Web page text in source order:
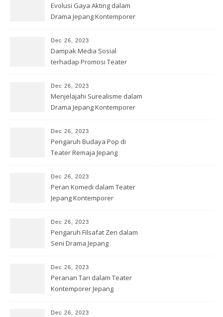
Evolusi Gaya Akting dalam
Drama Jepang Kontemporer
Dec 26, 2023
Dampak Media Sosial
terhadap Promosi Teater
Dec 26, 2023
Menjelajahi Surealisme dalam
Drama Jepang Kontemporer
Dec 26, 2023
Pengaruh Budaya Pop di
Teater Remaja Jepang
Dec 26, 2023
Peran Komedi dalam Teater
Jepang Kontemporer
Dec 26, 2023
Pengaruh Filsafat Zen dalam
Seni Drama Jepang
Dec 26, 2023
Peranan Tari dalam Teater
Kontemporer Jepang
Dec 26, 2023